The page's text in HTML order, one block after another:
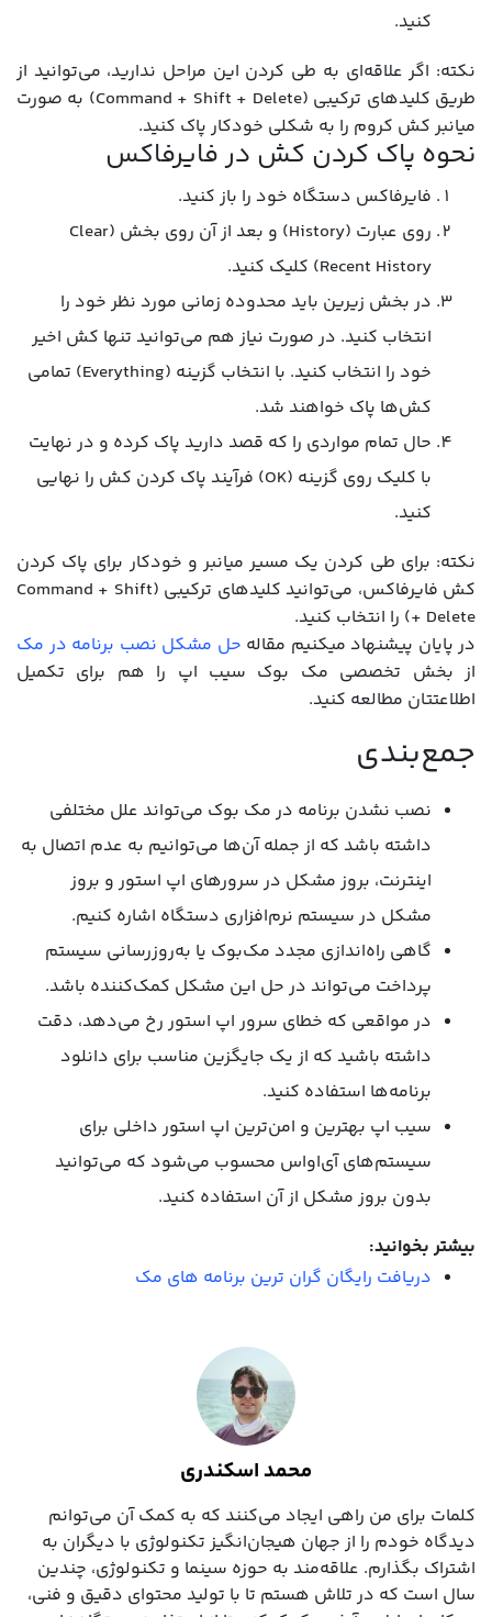
کنید.
نکته: اگر علاقه‌ای به طی کردن این مراحل ندارید، می‌توانید از
طریق کلیدهای ترکیبی (Command + Shift + Delete) به صورت
میانبر کش کروم را به شکلی خودکار پاک کنید.
نحوه پاک کردن کش در فایرفاکس
فایرفاکس دستگاه خود را باز کنید.
روی عبارت (History) و بعد از آن روی بخش (Clear
Recent History) کلیک کنید.
در بخش زیرین باید محدوده زمانی مورد نظر خود را
انتخاب کنید. در صورت نیاز هم می‌توانید تنها کش اخیر
خود را انتخاب کنید. با انتخاب گزینه (Everything) تمامی
کش‌ها پاک خواهند شد.
حال تمام مواردی را که قصد دارید پاک کرده و در نهایت
با کلیک روی گزینه (OK) فرآیند پاک کردن کش را نهایی
کنید.
نکته: برای طی کردن یک مسیر میانبر و خودکار برای پاک کردن
کش فایرفاکس، می‌توانید کلیدهای ترکیبی (Command + Shift
+ Delete) را انتخاب کنید.
در پایان پیشنهاد میکنیم مقاله حل مشکل نصب برنامه در مک
از بخش تخصصی مک بوک سیب اپ را هم برای تکمیل
اطلاعتتان مطالعه کنید.
جمع‌بندی
نصب نشدن برنامه در مک بوک می‌تواند علل مختلفی
داشته باشد که از جمله آن‌ها می‌توانیم به عدم اتصال به
اینترنت، بروز مشکل در سرورهای اپ استور و بروز
مشکل در سیستم نرم‌افزاری دستگاه اشاره کنیم.
گاهی راه‌اندازی مجدد مک‌بوک یا به‌روزرسانی سیستم
پرداخت می‌تواند در حل این مشکل کمک‌کننده باشد.
در مواقعی که خطای سرور اپ استور رخ می‌دهد، دقت
داشته باشید که از یک جایگزین مناسب برای دانلود
برنامه‌ها استفاده کنید.
سیب اپ بهترین و امن‌ترین اپ استور داخلی برای
سیستم‌های آی‌او‌اس محسوب می‌شود که می‌توانید
بدون بروز مشکل از آن استفاده کنید.
بیشتر بخوانید:
دریافت رایگان گران ترین برنامه های مک
محمد اسکندری
کلمات برای من راهی ایجاد می‌کنند که به کمک آن می‌توانم
دیدگاه خودم را از جهان هیجان‌انگیز تکنولوژی با دیگران به
اشتراک بگذارم. علاقه‌مند به حوزه سینما و تکنولوژی، چندین
سال است که در تلاش هستم تا با تولید محتوای دقیق و فنی،